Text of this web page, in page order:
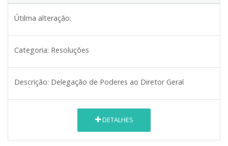
Útilma alteração:
Categoria: Resoluções
Descrição: Delegação de Poderes ao Diretor Geral
DETALHES